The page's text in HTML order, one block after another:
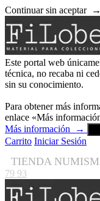
Continuar sin aceptar →
Este portal web
técnica, no recaba ni
sin su conocimiento.
Para obtener más
enlace «Más
Más información
→
Carrito Iniciar Sesión
TIENDA
79 93